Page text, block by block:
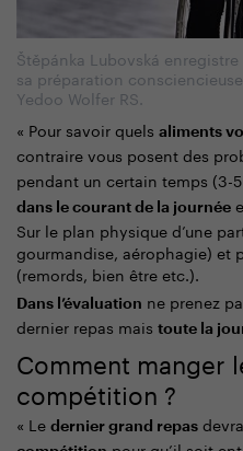
Štěpánka Lubovská
sa préparation
Yedoo Wolfer RS.
« Pour savoir quels aliments
contraire vous posent des
pendant un certain temps (3-
dans le courant de la journée
Sur le plan physique d’une
gourmandise, aérophagie) et
(remords, bien être etc.).
Dans l’évaluation ne prenez
dernier repas mais toute la
Comment manger
compétition ?
« Le dernier grand repas